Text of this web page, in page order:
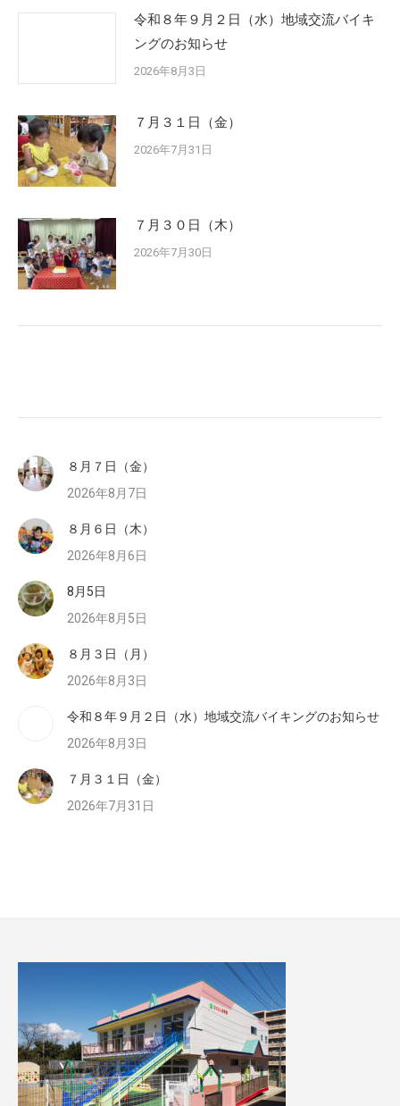
令和８年９月２日（水）地域交流バイキ
ングのお知らせ
2026年8月3日
７月３１日（金）
2026年7月31日
７月３０日（木）
2026年7月30日
８月７日（金）
2026年8月7日
８月６日（木）
2026年8月6日
8月5日
2026年8月5日
８月３日（月）
2026年8月3日
令和８年９月２日（水）地域交流バイキングのお知らせ
2026年8月3日
７月３１日（金）
2026年7月31日